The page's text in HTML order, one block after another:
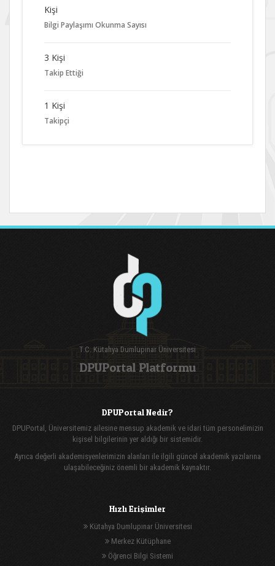
Kişi
Bilgi Paylaşımı Okunma Sayısı
3 Kişi
Takip Ettiği
1 Kişi
Takipçi
T.C. Kütahya Dumlupınar Üniversitesi
DPUPortal Platformu
DPUPortal Nedir?
DPUPortal, Üniversitemiz ailesine mensup akademik ve idari tüm personelimizin
kişisel bilgilerinin yer aldığı bir sistemidir.
Ayrıca değerli akademisyenlerimizin alanları ile ilgili güncel akademik yazılarına
ulaşabileceğiniz önemli bir akademik kaynaktır.
Hızlı Erişimler
Kütahya Dumlupınar Üniversitesi
Merkez Kütüphane
Öğrenci Bilgi Sistemi